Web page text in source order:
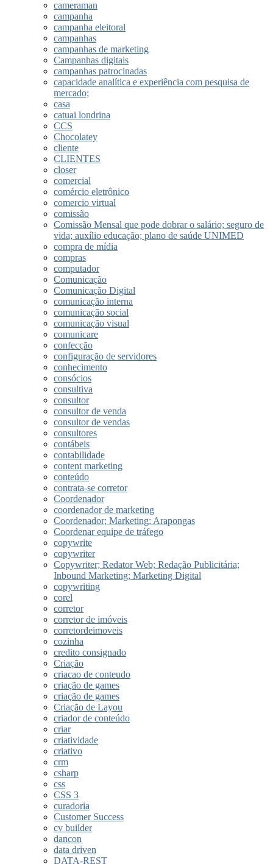
cameraman
campanha
campanha eleitoral
campanhas
campanhas de marketing
Campanhas digitais
campanhas patrocinadas
capacidade analítica e experiência com pesquisa de
mercado;
casa
catuai londrina
CCS
Chocolatey
cliente
CLIENTES
closer
comercial
comércio eletrônico
comercio virtual
comissão
Comissão Mensal que pode dobrar o salário; seguro de
vida; auxílio educação; plano de saúde UNIMED
compra de mídia
compras
computador
Comunicação
Comunicação Digital
comunicação interna
comunicação social
comunicação visual
comunicare
confecção
configuração de servidores
conhecimento
consócios
consultiva
consultor
consultor de venda
consultor de vendas
consultores
contábeis
contabilidade
content marketing
conteúdo
contrata-se corretor
Coordenador
coordenador de marketing
Coordenador; Marketing; Arapongas
Coordenar equipe de tráfego
copywrite
copywriter
Copywriter; Redator Web; Redação Publicitária;
Inbound Marketing; Marketing Digital
copywriting
corel
corretor
corretor de imóveis
corretordeimoveis
cozinha
credito consignado
Criação
criacao de conteudo
criação de games
criação de games
Criação de Layou
criador de conteúdo
criar
criatividade
criativo
crm
csharp
css
CSS 3
curadoria
Customer Success
cv builder
dancon
data driven
DATA-REST